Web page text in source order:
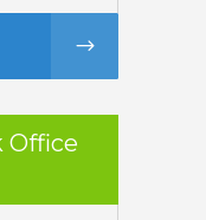
Office